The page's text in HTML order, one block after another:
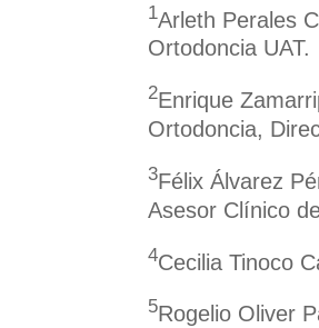
1Arleth Perales
Ortodoncia UAT.
2Enrique
Ortodoncia,
3Félix Álvarez
Asesor Clínico
4Cecilia Tinoco
5Rogelio Oliver